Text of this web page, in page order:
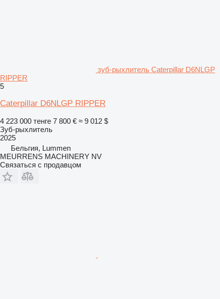
зуб-рыхлитель Caterpillar D6NLGP
RIPPER
5
Caterpillar D6NLGP RIPPER
4 223 000 тенге 7 800 € ≈ 9 012 $
Зуб-рыхлитель
2025
Бельгия, Lummen
MEURRENS MACHINERY NV
Связаться с продавцом